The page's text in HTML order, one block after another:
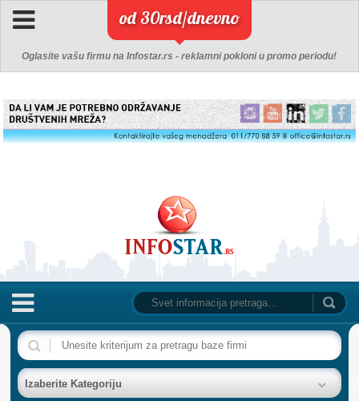
od 30rsd/dnevno
Oglasite vašu firmu na Infostar.rs - reklamni pokloni u promo periodu!
NASLOVNA
BAZA FIRMI
Izaberite Kategoriju